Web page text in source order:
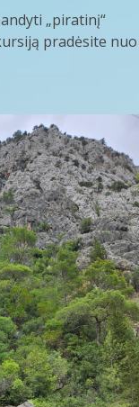
„piratinį“
pradėsite nuo